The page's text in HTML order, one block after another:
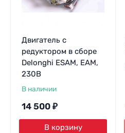
Двигатель с
редуктором в сборе
Delonghi ESAM, EAM,
230В
В наличии
14 500 ₽
В корзину